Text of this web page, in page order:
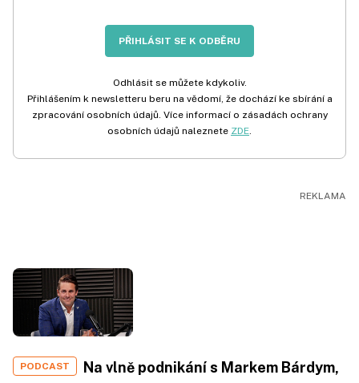
PŘIHLÁSIT SE K ODBĚRU
Odhlásit se můžete kdykoliv.
Přihlášením k newsletteru beru na vědomí, že dochází ke sbírání a
zpracování osobních údajů. Více informací o zásadách ochrany
osobních údajů naleznete ZDE.
PODCAST
Na vlně podnikání s Markem Bárdym,